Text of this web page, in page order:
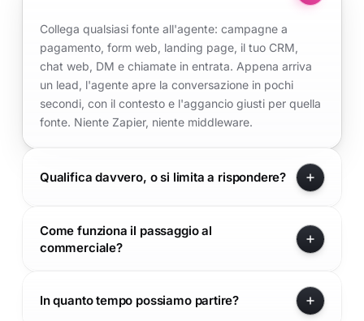
Collega qualsiasi fonte all'agente: campagne a
pagamento, form web, landing page, il tuo CRM,
chat web, DM e chiamate in entrata. Appena arriva
un lead, l'agente apre la conversazione in pochi
secondi, con il contesto e l'aggancio giusti per quella
fonte. Niente Zapier, niente middleware.
Qualifica davvero, o si limita a rispondere?
Come funziona il passaggio al
commerciale?
In quanto tempo possiamo partire?